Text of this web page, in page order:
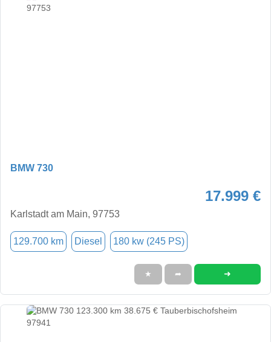
BMW 730
17.999 €
Karlstadt am Main, 97753
129.700 km Diesel 180 kw (245 PS)
★ ➦ ➜